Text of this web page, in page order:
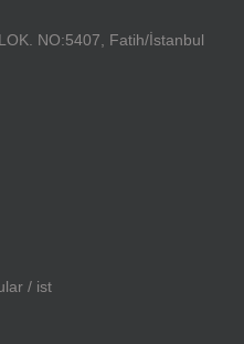
NO:5407, Fatih/İstanbul
/ ist